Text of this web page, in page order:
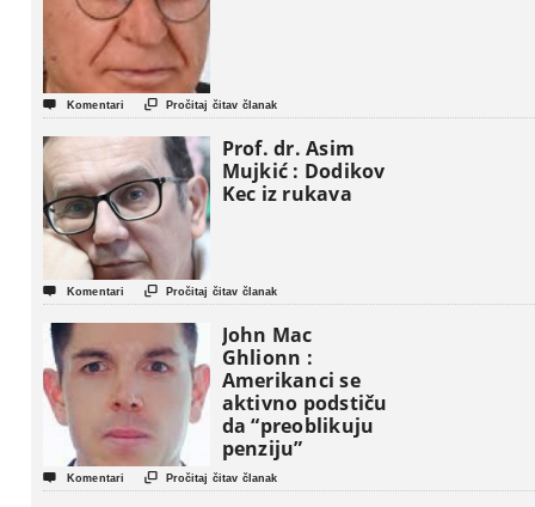
 Komentari  Pročitaj čitav članak
Prof. dr. Asim
Mujkić : Dodikov
Kec iz rukava
 Komentari  Pročitaj čitav članak
John Mac
Ghlionn :
Amerikanci se
aktivno podstiču
da “preoblikuju
penziju”
 Komentari  Pročitaj čitav članak